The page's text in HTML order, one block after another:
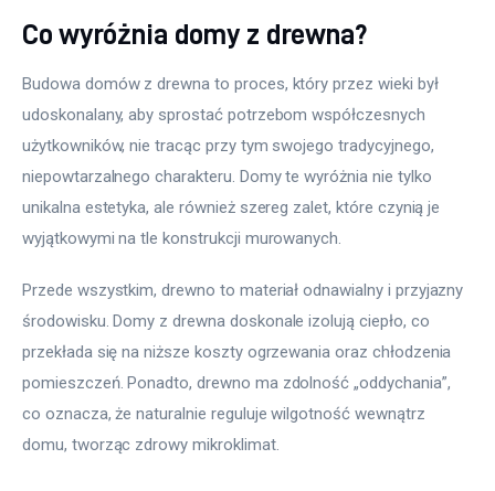
Co wyróżnia domy z drewna?
Budowa domów z drewna to proces, który przez wieki był
udoskonalany, aby sprostać potrzebom współczesnych
użytkowników, nie tracąc przy tym swojego tradycyjnego,
niepowtarzalnego charakteru. Domy te wyróżnia nie tylko
unikalna estetyka, ale również szereg zalet, które czynią je
wyjątkowymi na tle konstrukcji murowanych.
Przede wszystkim, drewno to materiał odnawialny i przyjazny
środowisku. Domy z drewna doskonale izolują ciepło, co
przekłada się na niższe koszty ogrzewania oraz chłodzenia
pomieszczeń. Ponadto, drewno ma zdolność „oddychania”,
co oznacza, że naturalnie reguluje wilgotność wewnątrz
domu, tworząc zdrowy mikroklimat.